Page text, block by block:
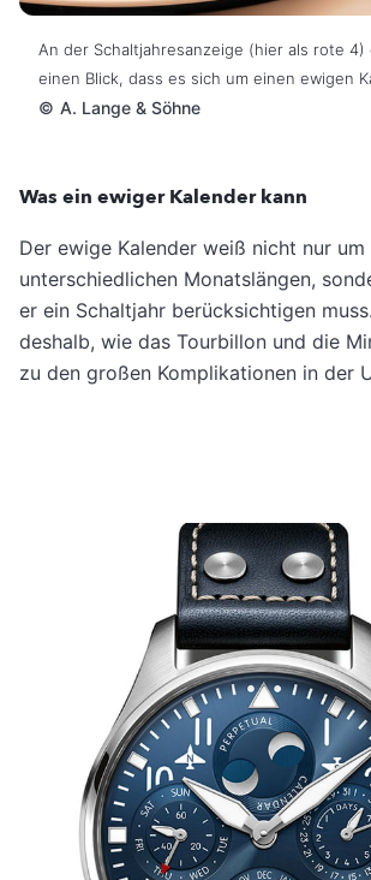
An der Schaltjahresanzeige (hier als rote
einen Blick, dass es sich um einen ewigen
© A. Lange & Söhne
Was ein ewiger Kalender kann
Der ewige Kalender weiß nicht nur um
unterschiedlichen Monatslängen,
er ein Schaltjahr berücksichtigen
deshalb, wie das Tourbillon und die
zu den großen Komplikationen in der